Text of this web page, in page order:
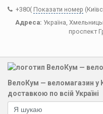
+380( Показати номер
Адреса: Україна,
проспект
ВелоКум — веломагазин у
доставкою по всій Україні